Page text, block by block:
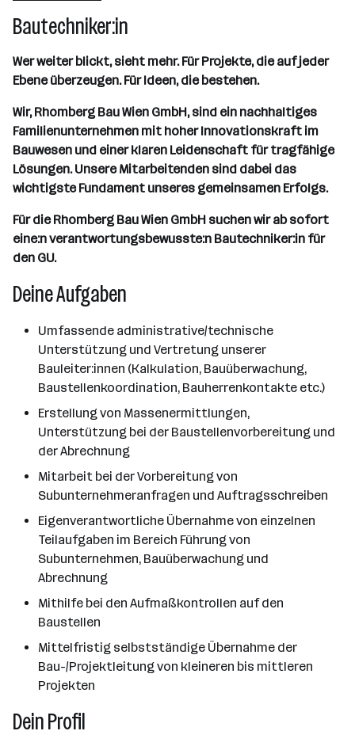
Bautechniker:in
Wer weiter blickt, sieht mehr. Für Projekte, die auf jeder
Ebene überzeugen. Für Ideen, die bestehen.
Wir, Rhomberg Bau Wien GmbH, sind ein nachhaltiges
Familienunternehmen mit hoher Innovationskraft im
Bauwesen und einer klaren Leidenschaft für tragfähige
Lösungen. Unsere Mitarbeitenden sind dabei das
wichtigste Fundament unseres gemeinsamen Erfolgs.
Für die Rhomberg Bau Wien GmbH suchen wir ab sofort
eine:n verantwortungsbewusste:n Bautechniker:in für
den GU.
Deine Aufgaben
Umfassende administrative/technische
Unterstützung und Vertretung unserer
Bauleiter:innen (Kalkulation, Bauüberwachung,
Baustellenkoordination, Bauherrenkontakte etc.)
Erstellung von Massenermittlungen,
Unterstützung bei der Baustellenvorbereitung und
der Abrechnung
Mitarbeit bei der Vorbereitung von
Subunternehmeranfragen und Auftragsschreiben
Eigenverantwortliche Übernahme von einzelnen
Teilaufgaben im Bereich Führung von
Subunternehmen, Bauüberwachung und
Abrechnung
Mithilfe bei den Aufmaßkontrollen auf den
Baustellen
Mittelfristig selbstständige Übernahme der
Bau-/Projektleitung von kleineren bis mittleren
Projekten
Dein Profil